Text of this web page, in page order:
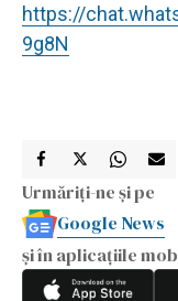
https://
9g8N
Urmăriți-ne și pe
Google News
și în aplicațiile